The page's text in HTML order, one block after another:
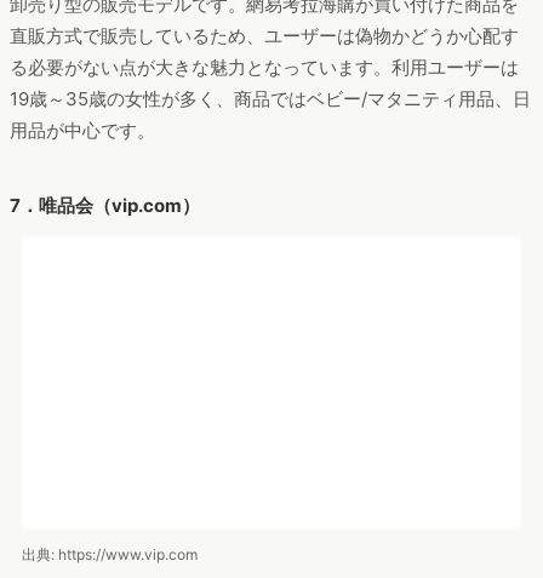
直販方式で販売しているため、ユーザーは偽物かどうか心配す
る必要がない点が大きな魅力となっています。利用ユーザーは
19歳～35歳の女性が多く、商品ではベビー/マタニティ用品、日
用品が中心です。
7．唯品会（vip.com）
出典: https://www.vip.com